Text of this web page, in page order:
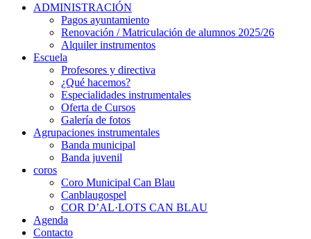
ADMINISTRACIÓN
Pagos ayuntamiento
Renovación / Matriculación de alumnos 2025/26
Alquiler instrumentos
Escuela
Profesores y directiva
¿Qué hacemos?
Especialidades instrumentales
Oferta de Cursos
Galería de fotos
Agrupaciones instrumentales
Banda municipal
Banda juvenil
coros
Coro Municipal Can Blau
Canblaugospel
COR D’AL·LOTS CAN BLAU
Agenda
Contacto